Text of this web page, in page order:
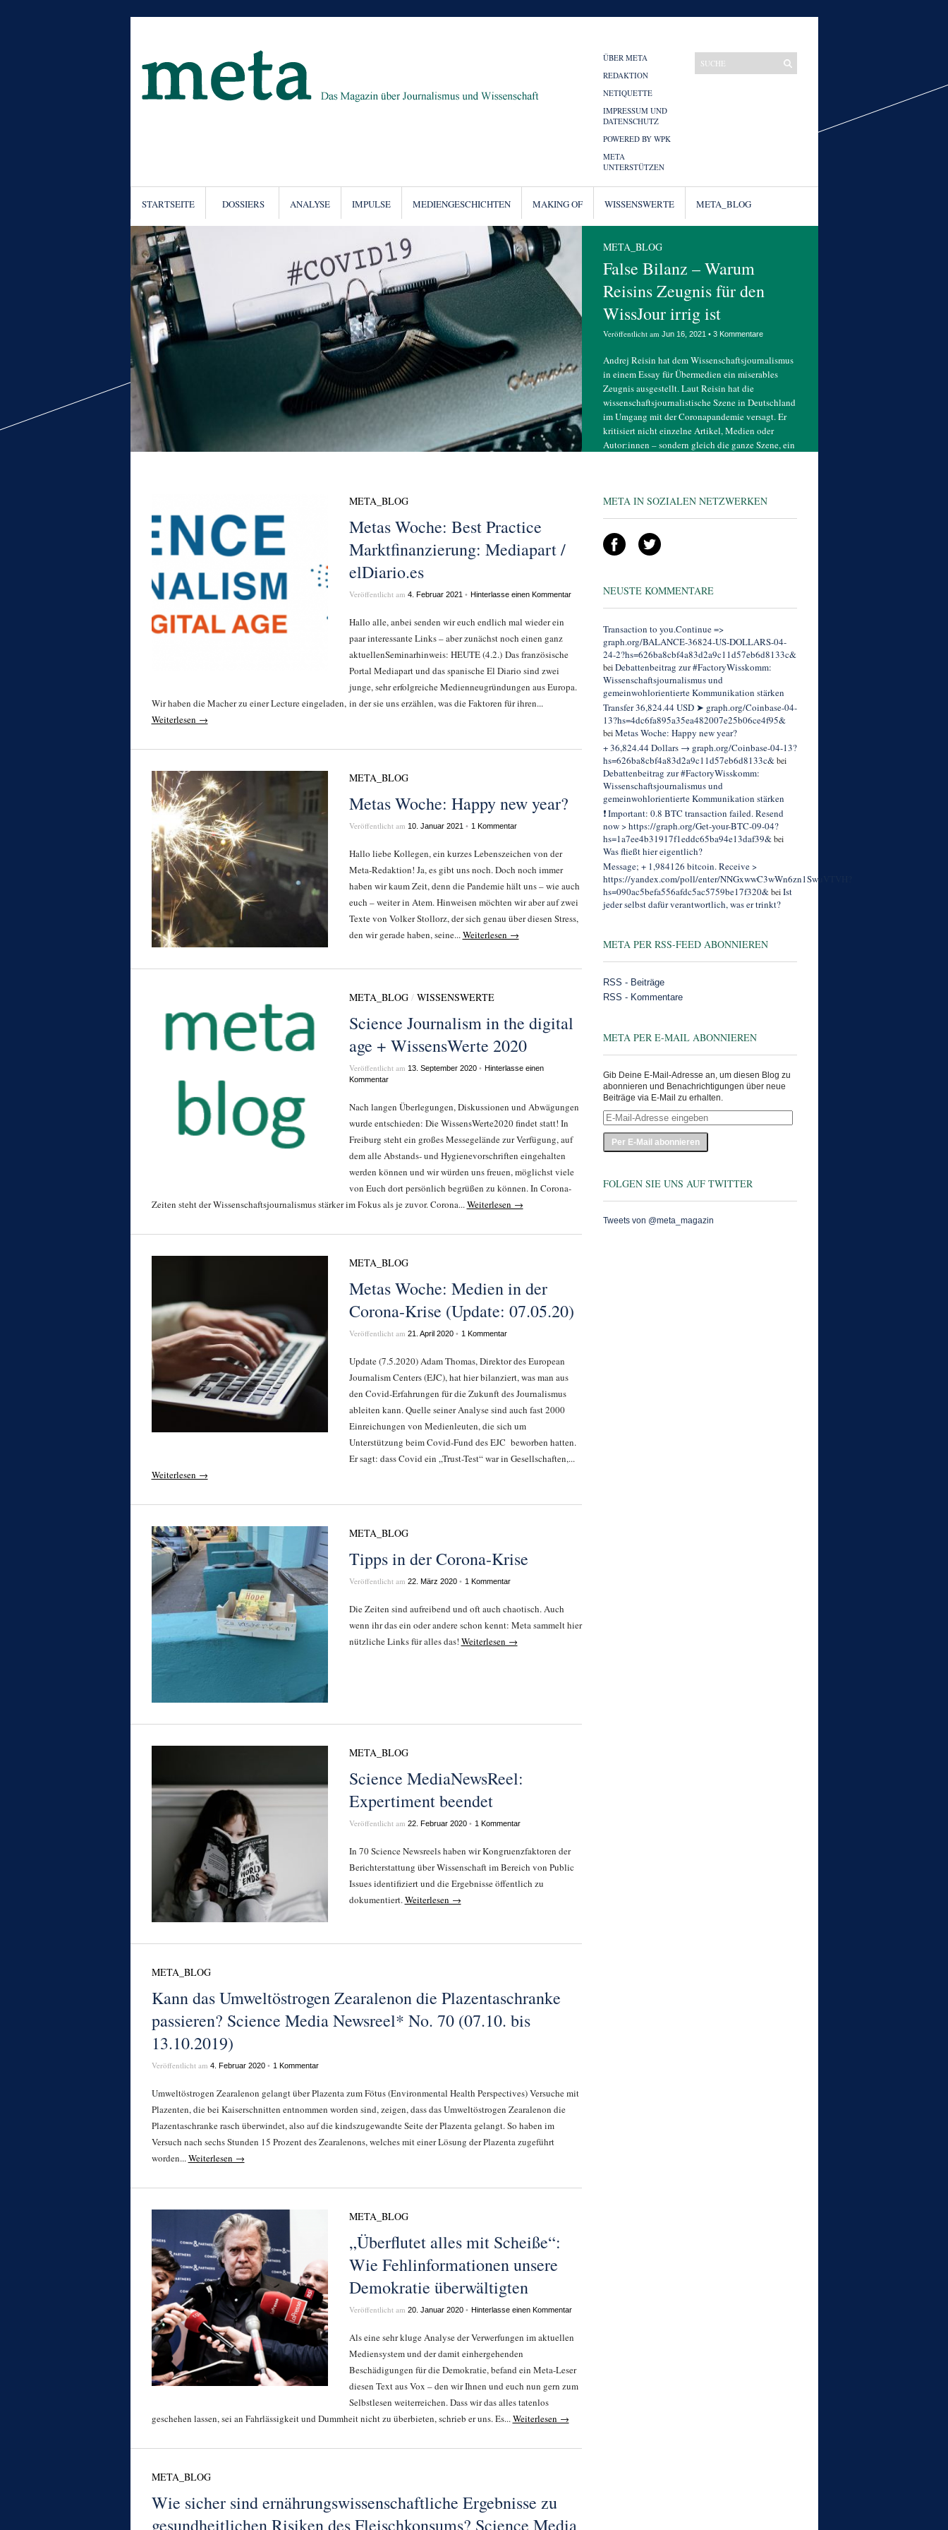
ÜBER META
REDAKTION
NETIQUETTE
IMPRESSUM UND
DATENSCHUTZ
POWERED BY WPK
META
UNTERSTÜTZEN
STARTSEITE DOSSIERS ANALYSE IMPULSE MEDIENGESCHICHTEN MAKING OF WISSENSWERTE META_BLOG
META_BLOG
False Bilanz – Warum
Reisins Zeugnis für den
WissJour irrig ist
Veröffentlicht am Jun 16, 2021• 3 Kommentare
Andrej Reisin hat dem Wissenschaftsjournalismus
in einem Essay für Übermedien ein miserables
Zeugnis ausgestellt. Laut Reisin hat die
wissenschaftsjournalistische Szene in Deutschland
im Umgang mit der Coronapandemie versagt. Er
kritisiert nicht einzelne Artikel, Medien oder
Autor:innen – sondern gleich die ganze Szene, ein
META_BLOG
Metas Woche: Best Practice
Marktfinanzierung: Mediapart /
elDiario.es
Veröffentlicht am 4. Februar 2021• Hinterlasse einen Kommentar
Hallo alle, anbei senden wir euch endlich mal wieder ein
paar interessante Links – aber zunächst noch einen ganz
aktuellenSeminarhinweis: HEUTE (4.2.) Das französische
Portal Mediapart und das spanische El Diario sind zwei
junge, sehr erfolgreiche Medienneugründungen aus Europa.
Wir haben die Macher zu einer Lecture eingeladen, in der sie uns erzählen, was die Faktoren für ihren...
Weiterlesen →
META_BLOG
Metas Woche: Happy new year?
Veröffentlicht am 10. Januar 2021• 1 Kommentar
Hallo liebe Kollegen, ein kurzes Lebenszeichen von der
Meta-Redaktion! Ja, es gibt uns noch. Doch noch immer
haben wir kaum Zeit, denn die Pandemie hält uns – wie auch
euch – weiter in Atem. Hinweisen möchten wir aber auf zwei
Texte von Volker Stollorz, der sich genau über diesen Stress,
den wir gerade haben, seine...Weiterlesen →
META_BLOG/ WISSENSWERTE
Science Journalism in the digital
age + WissensWerte 2020
Veröffentlicht am 13. September 2020• Hinterlasse einen
Kommentar
Nach langen Überlegungen, Diskussionen und Abwägungen
wurde entschieden: Die WissensWerte2020 findet statt! In
Freiburg steht ein großes Messegelände zur Verfügung, auf
dem alle Abstands- und Hygienevorschriften eingehalten
werden können und wir würden uns freuen, möglichst viele
von Euch dort persönlich begrüßen zu können. In Corona-
Zeiten steht der Wissenschaftsjournalismus stärker im Fokus als je zuvor. Corona...Weiterlesen →
META_BLOG
Metas Woche: Medien in der
Corona-Krise (Update: 07.05.20)
Veröffentlicht am 21. April 2020• 1 Kommentar
Update (7.5.2020) Adam Thomas, Direktor des European
Journalism Centers (EJC), hat hier bilanziert, was man aus
den Covid-Erfahrungen für die Zukunft des Journalismus
ableiten kann. Quelle seiner Analyse sind auch fast 2000
Einreichungen von Medienleuten, die sich um
Unterstützung beim Covid-Fund des EJC beworben hatten.
Er sagt: dass Covid ein „Trust-Test“ war in Gesellschaften,...
Weiterlesen →
META_BLOG
Tipps in der Corona-Krise
Veröffentlicht am 22. März 2020• 1 Kommentar
Die Zeiten sind aufreibend und oft auch chaotisch. Auch
wenn ihr das ein oder andere schon kennt: Meta sammelt hier
nützliche Links für alles das! Weiterlesen →
META_BLOG
Science MediaNewsReel:
Expertiment beendet
Veröffentlicht am 22. Februar 2020• 1 Kommentar
In 70 Science Newsreels haben wir Kongruenzfaktoren der
Berichterstattung über Wissenschaft im Bereich von Public
Issues identifiziert und die Ergebnisse öffentlich zu
dokumentiert.Weiterlesen →
META_BLOG
Kann das Umweltöstrogen Zearalenon die Plazentaschranke
passieren? Science Media Newsreel* No. 70 (07.10. bis
13.10.2019)
Veröffentlicht am 4. Februar 2020• 1 Kommentar
Umweltöstrogen Zearalenon gelangt über Plazenta zum Fötus (Environmental Health Perspectives) Versuche mit
Plazenten, die bei Kaiserschnitten entnommen worden sind, zeigen, dass das Umweltöstrogen Zearalenon die
Plazentaschranke rasch überwindet, also auf die kindszugewandte Seite der Plazenta gelangt. So haben im
Versuch nach sechs Stunden 15 Prozent des Zearalenons, welches mit einer Lösung der Plazenta zugeführt
worden...Weiterlesen →
META_BLOG
„Überflutet alles mit Scheiße“:
Wie Fehlinformationen unsere
Demokratie überwältigten
Veröffentlicht am 20. Januar 2020• Hinterlasse einen Kommentar
Als eine sehr kluge Analyse der Verwerfungen im aktuellen
Mediensystem und der damit einhergehenden
Beschädigungen für die Demokratie, befand ein Meta-Leser
diesen Text aus Vox – den wir Ihnen und euch nun gern zum
Selbstlesen weiterreichen. Dass wir das alles tatenlos
geschehen lassen, sei an Fahrlässigkeit und Dummheit nicht zu überbieten, schrieb er uns. Es...Weiterlesen →
META_BLOG
Wie sicher sind ernährungswissenschaftliche Ergebnisse zu
gesundheitlichen Risiken des Fleischkonsums? Science Media
META IN SOZIALEN NETZWERKEN
NEUSTE KOMMENTARE
Transaction to you.Continue =>
graph.org/BALANCE-36824-US-DOLLARS-04-
24-2?hs=626ba8cbf4a83d2a9c11d57eb6d8133c&
beiDebattenbeitrag zur #FactoryWisskomm:
Wissenschaftsjournalismus und
gemeinwohlorientierte Kommunikation stärken
Transfer 36,824.44 USD ➤ graph.org/Coinbase-04-
13?hs=4dc6fa895a35ea482007e25b06ce4f95&
beiMetas Woche: Happy new year?
+ 36,824.44 Dollars → graph.org/Coinbase-04-13?
hs=626ba8cbf4a83d2a9c11d57eb6d8133c&bei
Debattenbeitrag zur #FactoryWisskomm:
Wissenschaftsjournalismus und
gemeinwohlorientierte Kommunikation stärken
❗ Important: 0.8 BTC transaction failed. Resend
now > https://graph.org/Get-your-BTC-09-04?
hs=1a7ee4b31917f1eddc65ba94e13daf39&bei
Was fließt hier eigentlich?
Message; + 1,984126 bitcoin. Receive >
https://yandex.com/poll/enter/NNGxwwC3wWn6zn1SwuVTVH?
hs=090ac5befa556afdc5ac5759be17f320&beiIst
jeder selbst dafür verantwortlich, was er trinkt?
META PER RSS-FEED ABONNIEREN
RSS - Beiträge
RSS - Kommentare
META PER E-MAIL ABONNIEREN
Gib Deine E-Mail-Adresse an, um diesen Blog zu
abonnieren und Benachrichtigungen über neue
Beiträge via E-Mail zu erhalten.
E-
Mail-
Adresse
eingeben
FOLGEN SIE UNS AUF TWITTER
Tweets von @meta_magazin